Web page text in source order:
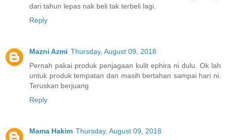
dari tahun lepas nak beli tak terbeli lagi.
Reply
Mazni Azmi Thursday, August 09, 2018
Pernah pakai produk penjagaan kulit ephira ni dulu. Ok lah
untuk produk tempatan dan masih bertahan sampai hari ni.
Teruskan berjuang
Reply
Mama Hakim Thursday, August 09, 2018